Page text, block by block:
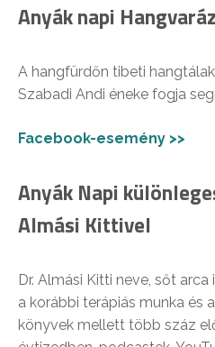
Anyák napi
A hangfürdőn tibeti
Szabadi Andi éneke fogja
Facebook-esemény >>
Anyák Napi
Almási Kittivel
Dr. Almási Kitti neve, sőt arca
a korábbi terápiás munka és
könyvek mellett több száz